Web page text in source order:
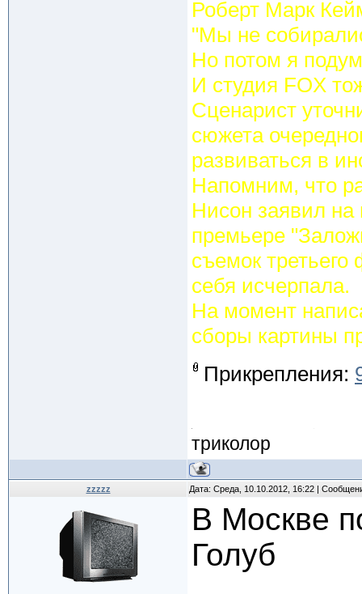
Роберт Марк
"Мы не
Но потом я
И студия FOX
Сценарист
сюжета
развиваться в
Напомним, что
Нисон заявил
премьере
съемок
себя исчерпала.
На момент
сборы картины
Прикрепления:
триколор
zzzzz Дата: Среда, 10.10.2012, 16:22 |
В Москве
Голуб